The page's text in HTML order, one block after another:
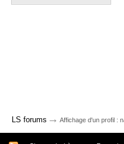
LS forums → Affichage d'un profil :